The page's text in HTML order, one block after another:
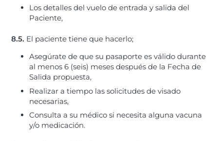
Los detalles del vuelo de entrada y salida del
Paciente,
8.5. El paciente tiene que hacerlo;
Asegúrate de que su pasaporte es válido durante
al menos 6 (seis) meses después de la Fecha de
Salida propuesta,
Realizar a tiempo las solicitudes de visado
necesarias,
Consulta a su médico si necesita alguna vacuna
y/o medicación.